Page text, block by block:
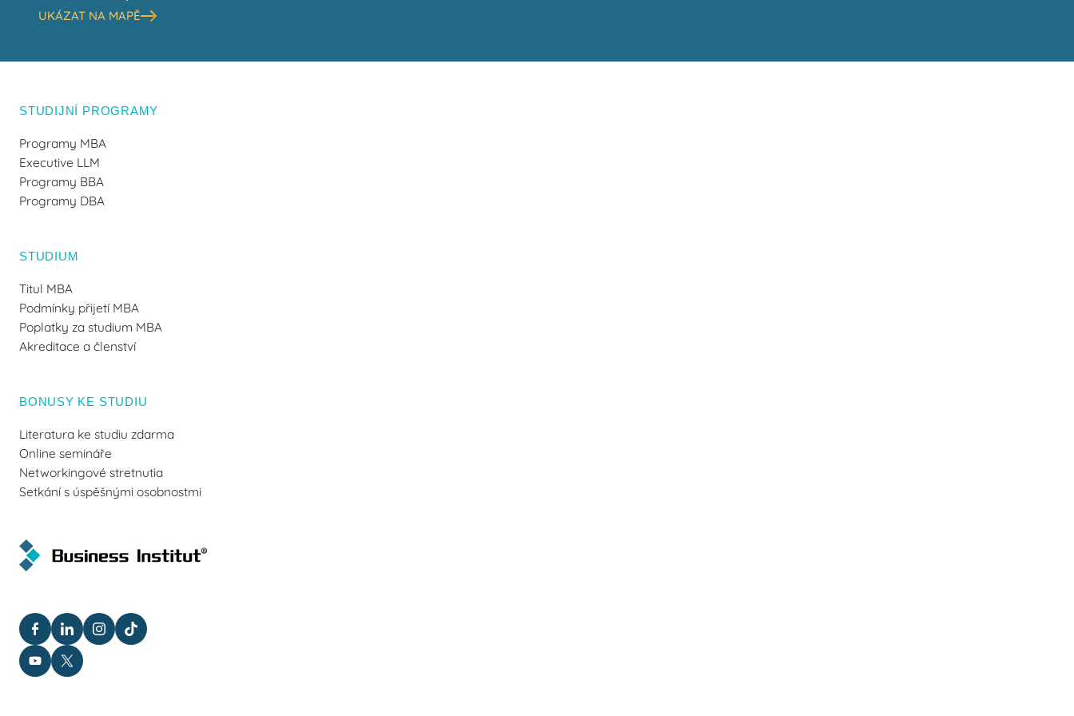
UKÁZAT NA MAPĚ
STUDIJNÍ PROGRAMY
Programy MBA
Executive LLM
Programy BBA
Programy DBA
STUDIUM
Titul MBA
Podmínky přijetí MBA
Poplatky za studium MBA
Akreditace a členství
BONUSY KE STUDIU
Literatura ke studiu zdarma
Online semináře
Networkingové stretnutia
Setkání s úspěšnými osobnostmi